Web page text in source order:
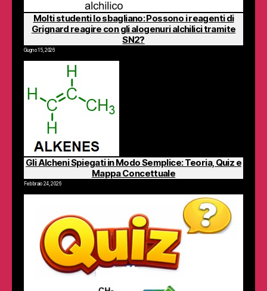
Molti studenti lo sbagliano: Possono i reagenti di
Grignard reagire con gli alogenuri alchilici tramite
SN2?
Giugno 15, 2026
Gli Alcheni Spiegati in Modo Semplice: Teoria, Quiz e
Mappa Concettuale
Febbraio 24, 2026